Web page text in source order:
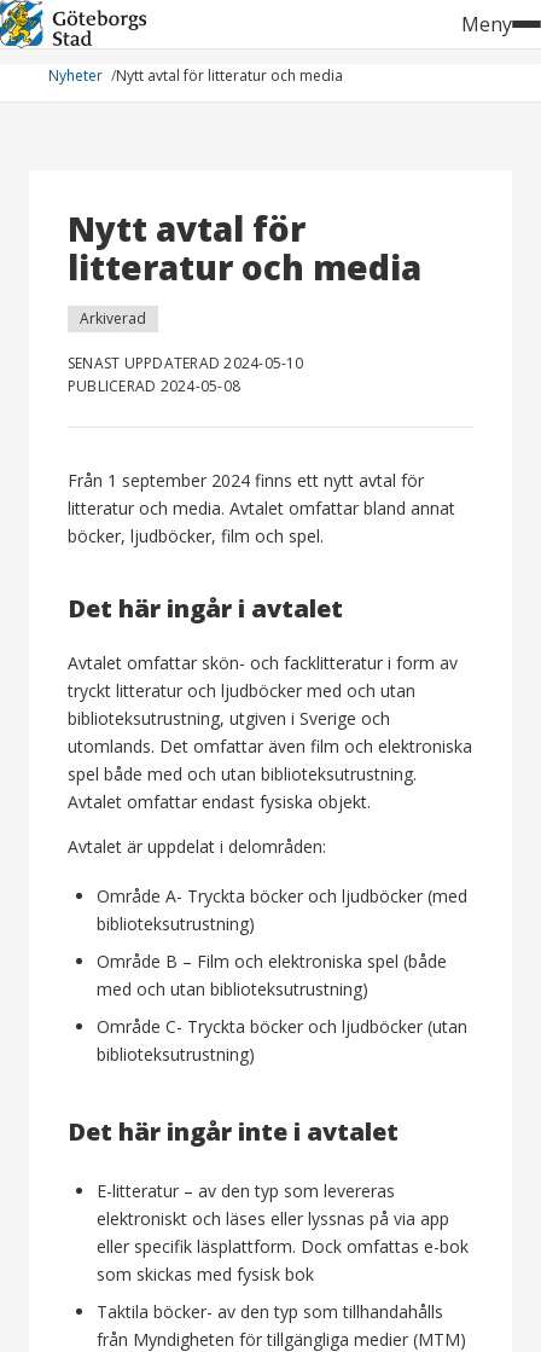
Hoppa
till
innehåll
Meny
Nyheter Nytt avtal för litteratur och media
Nytt avtal för
litteratur och media
Arkiverad
SENAST UPPDATERAD 2024-05-10
PUBLICERAD 2024-05-08
Från 1 september 2024 finns ett nytt avtal för
litteratur och media. Avtalet omfattar bland annat
böcker, ljudböcker, film och spel.
Det här ingår i avtalet
Avtalet omfattar skön- och facklitteratur i form av
tryckt litteratur och ljudböcker med och utan
biblioteksutrustning, utgiven i Sverige och
utomlands. Det omfattar även film och elektroniska
spel både med och utan biblioteksutrustning.
Avtalet omfattar endast fysiska objekt.
Avtalet är uppdelat i delområden:
Område A- Tryckta böcker och ljudböcker (med
biblioteksutrustning)
Område B – Film och elektroniska spel (både
med och utan biblioteksutrustning)
Område C- Tryckta böcker och ljudböcker (utan
biblioteksutrustning)
Det här ingår inte i avtalet
E-litteratur – av den typ som levereras
elektroniskt och läses eller lyssnas på via app
eller specifik läsplattform. Dock omfattas e-bok
som skickas med fysisk bok
Taktila böcker- av den typ som tillhandahålls
från Myndigheten för tillgängliga medier (MTM)